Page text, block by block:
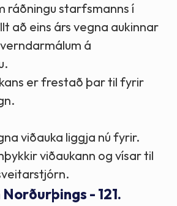
ráðningu starfsmanns í
að eins árs vegna aukinnar
á
er frestað þar til fyrir
viðauka liggja nú fyrir.
viðaukann og vísar til
- 121.